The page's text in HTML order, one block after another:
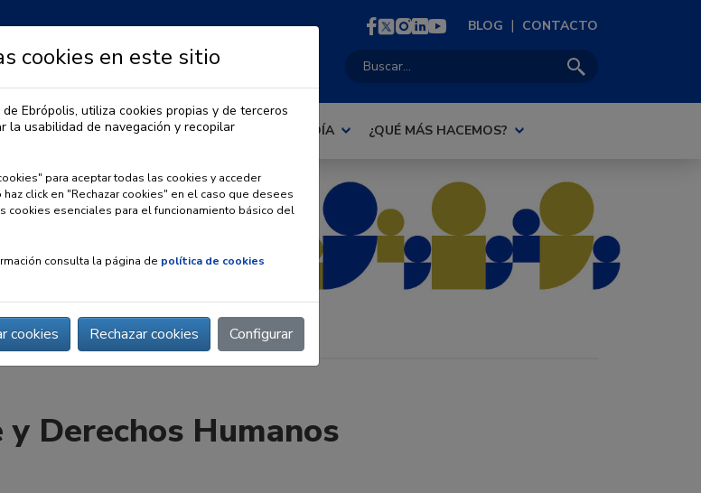
BLOG | CONTACTO
URBANO PREMIO EBRÓPOLIS AL DÍA ¿QUÉ MÁS HACEMOS?
Derechos Humanos
cookies en este sitio
Ebrópolis, utiliza cookies propias y de terceros
la usabilidad de navegación y recopilar
para aceptar todas las cookies y acceder
click en "Rechazar cookies" en el caso que desees
cookies esenciales para el funcionamiento básico del
consulta la página de política de cookies
Aceptar cookies Rechazar cookies Configurar